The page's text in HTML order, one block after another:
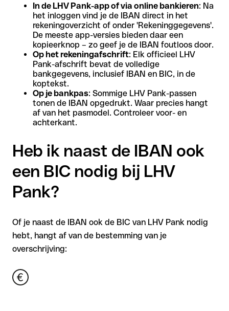
In de LHV Pank-app of via online bankieren: Na
het inloggen vind je de IBAN direct in het
rekeningoverzicht of onder 'Rekeninggegevens'.
De meeste app-versies bieden daar een
kopieerknop – zo geef je de IBAN foutloos door.
Op het rekeningafschrift: Elk officieel LHV
Pank-afschrift bevat de volledige
bankgegevens, inclusief IBAN en BIC, in de
koptekst.
Op je bankpas: Sommige LHV Pank-passen
tonen de IBAN opgedrukt. Waar precies hangt
af van het pasmodel. Controleer voor- en
achterkant.
Heb ik naast de IBAN ook
een BIC nodig bij LHV
Pank?
Of je naast de IBAN ook de BIC van LHV Pank nodig
hebt, hangt af van de bestemming van je
overschrijving: